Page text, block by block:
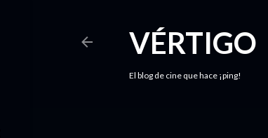
VÉRTIGO
El blog de cine que hace ¡ping!